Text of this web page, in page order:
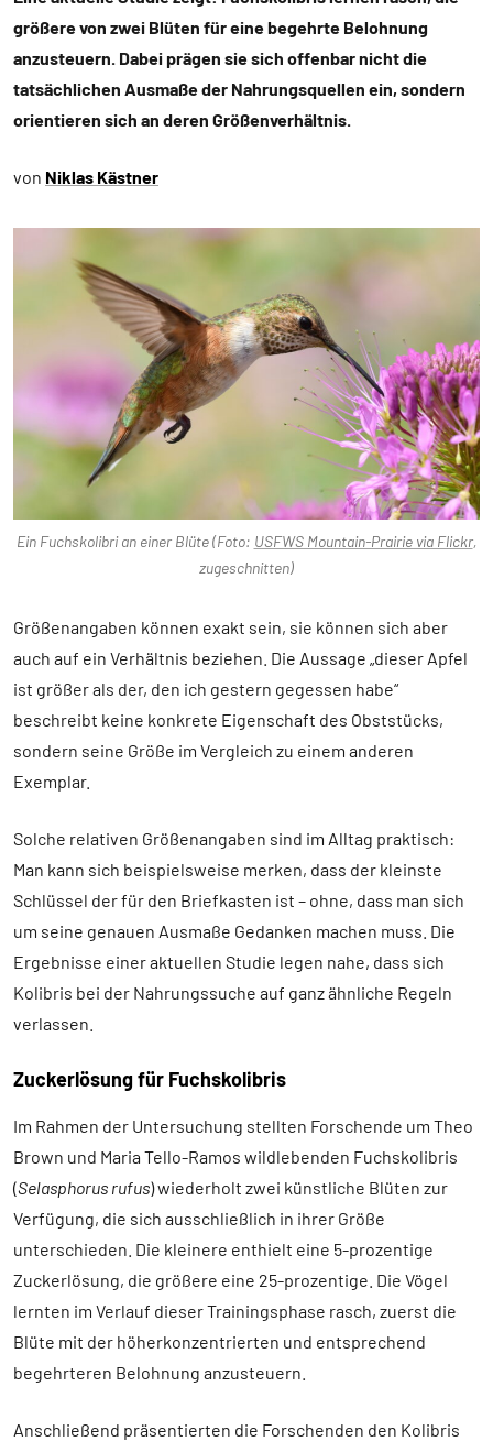
größere von zwei Blüten für eine begehrte Belohnung
anzusteuern. Dabei prägen sie sich offenbar nicht die
tatsächlichen Ausmaße der Nahrungsquellen ein, sondern
orientieren sich an deren Größenverhältnis.
von Niklas Kästner
Ein Fuchskolibri an einer Blüte (Foto: USFWS Mountain-Prairie via Flickr,
zugeschnitten)
Größenangaben können exakt sein, sie können sich aber
auch auf ein Verhältnis beziehen. Die Aussage „dieser Apfel
ist größer als der, den ich gestern gegessen habe“
beschreibt keine konkrete Eigenschaft des Obststücks,
sondern seine Größe im Vergleich zu einem anderen
Exemplar.
Solche relativen Größenangaben sind im Alltag praktisch:
Man kann sich beispielsweise merken, dass der kleinste
Schlüssel der für den Briefkasten ist – ohne, dass man sich
um seine genauen Ausmaße Gedanken machen muss. Die
Ergebnisse einer aktuellen Studie legen nahe, dass sich
Kolibris bei der Nahrungssuche auf ganz ähnliche Regeln
verlassen.
Zuckerlösung für Fuchskolibris
Im Rahmen der Untersuchung stellten Forschende um Theo
Brown und Maria Tello-Ramos wildlebenden Fuchskolibris
(Selasphorus rufus) wiederholt zwei künstliche Blüten zur
Verfügung, die sich ausschließlich in ihrer Größe
unterschieden. Die kleinere enthielt eine 5-prozentige
Zuckerlösung, die größere eine 25-prozentige. Die Vögel
lernten im Verlauf dieser Trainingsphase rasch, zuerst die
Blüte mit der höherkonzentrierten und entsprechend
begehrteren Belohnung anzusteuern.
Anschließend präsentierten die Forschenden den Kolibris